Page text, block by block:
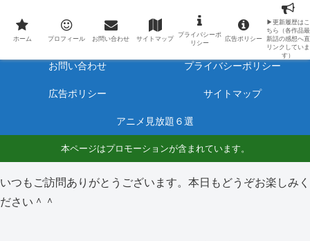
最新アニメのあらすじと感想をネタバレ有りで毎日更新しています。
ホーム プロフィール
お問い合わせ プライバシーポリシー
広告ポリシー サイトマップ
アニメ見放題６選
本ページはプロモーションが含まれています。
いつもご訪問ありがとうございます。本日もどうぞお楽しみく
ださい＾＾
ホーム プロフィール お問い合わせ サイトマップ
プライバシーポ
リシー
広告ポリシー
▶更新履歴はこ
ちら（各作品最
新話の感想へ直
リンクしていま
す）